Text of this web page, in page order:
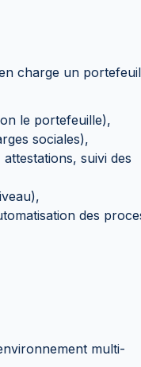
charge un
le portefeuille),
sociales),
suivi des
des
multi-